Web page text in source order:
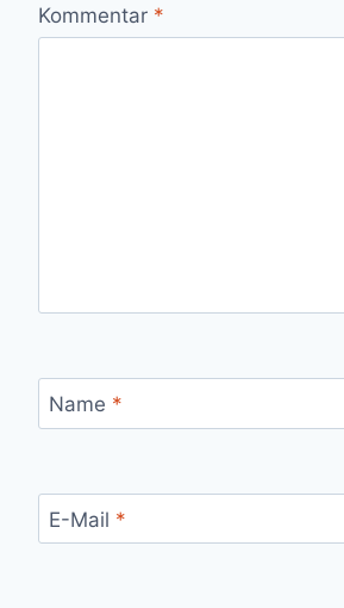
Kommentar *
Name *
E-Mail *